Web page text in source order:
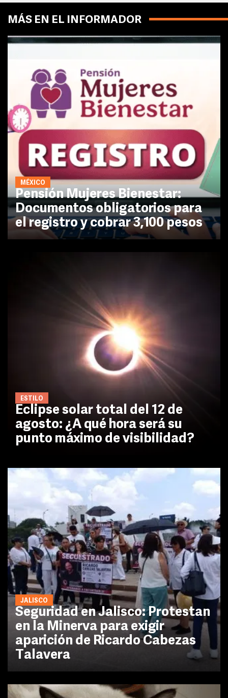
MÁS EN EL INFORMADOR
MÉXICO
Pensión Mujeres Bienestar:
Documentos obligatorios para
el registro y cobrar 3,100 pesos
ESTILO
Eclipse solar total del 12 de
agosto: ¿A qué hora será su
punto máximo de visibilidad?
JALISCO
Seguridad en Jalisco: Protestan
en la Minerva para exigir
aparición de Ricardo Cabezas
Talavera